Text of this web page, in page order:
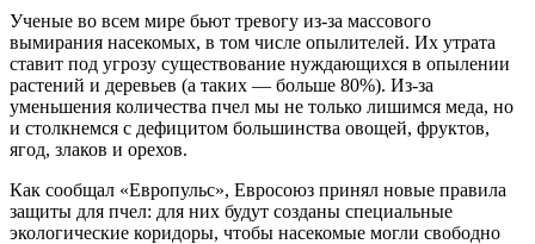
Ученые во всем мире бьют тревогу из-за массового
вымирания насекомых, в том числе опылителей. Их утрата
ставит под угрозу существование нуждающихся в опылении
растений и деревьев (а таких — больше 80%). Из-за
уменьшения количества пчел мы не только лишимся меда, но
и столкнемся с дефицитом большинства овощей, фруктов,
ягод, злаков и орехов.
Как сообщал «Европульс», Евросоюз принял новые правила
защиты для пчел: для них будут созданы специальные
экологические коридоры, чтобы насекомые могли свободно